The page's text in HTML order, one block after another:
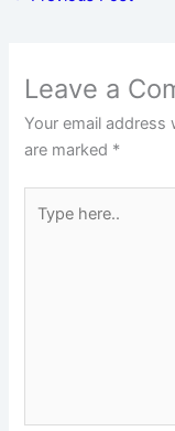
Leave a
Your email address
are marked *
here..